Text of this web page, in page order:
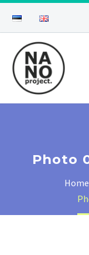
Photo
Home